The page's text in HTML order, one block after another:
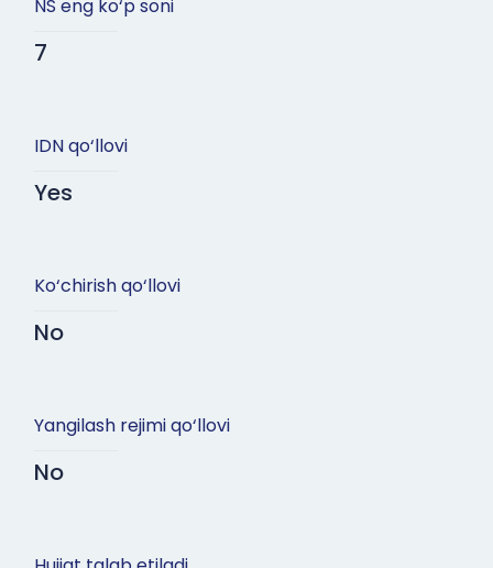
NS eng ko‘p soni
7
IDN qo‘llovi
Yes
Ko‘chirish qo‘llovi
No
Yangilash rejimi qo‘llovi
No